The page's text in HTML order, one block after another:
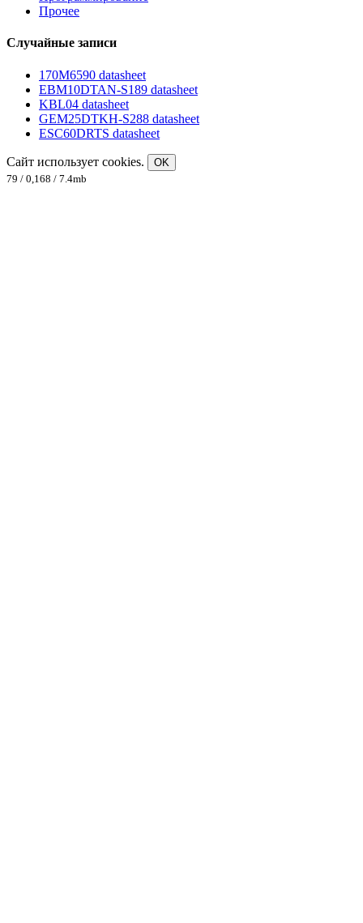
Прочее
Случайные записи
170M6590 datasheet
EBM10DTAN-S189 datasheet
KBL04 datasheet
GEM25DTKH-S288 datasheet
ESC60DRTS datasheet
Сайт использует cookies.
OK
79 / 0,168 / 7.4mb